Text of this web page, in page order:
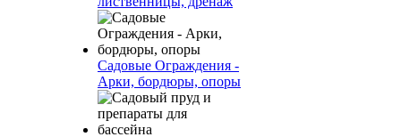
Садовые Ограждения -
Арки, бордюры, опоры